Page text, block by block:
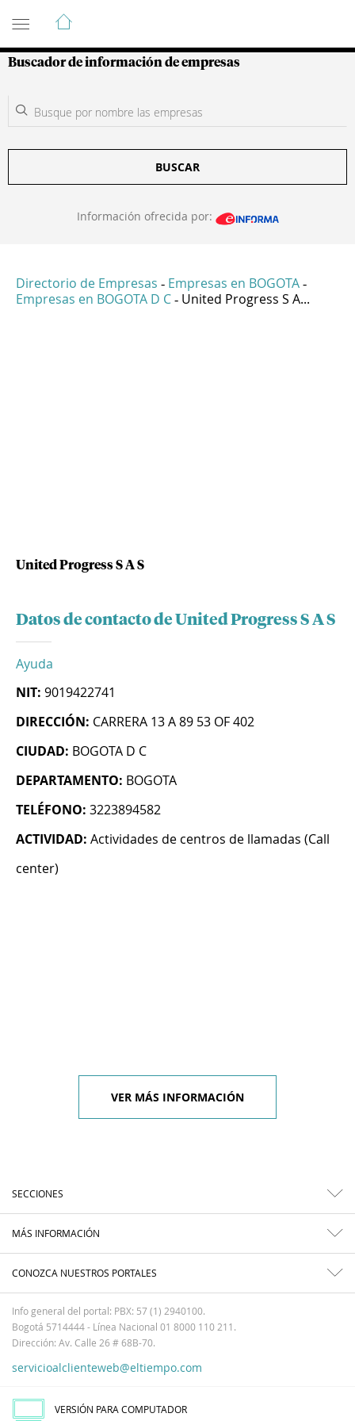
Guía de Empresas Colombianas
Buscador de información de empresas
BUSCAR
Información ofrecida por:
Directorio de Empresas - Empresas en BOGOTA -
Empresas en BOGOTA D C - United Progress S A...
United Progress S A S
Datos de contacto de United Progress S A S
Ayuda
NIT: 9019422741
DIRECCIÓN: CARRERA 13 A 89 53 OF 402
CIUDAD: BOGOTA D C
DEPARTAMENTO: BOGOTA
TELÉFONO: 3223894582
ACTIVIDAD: Actividades de centros de llamadas (Call
center)
VER MÁS INFORMACIÓN
SECCIONES
MÁS INFORMACIÓN
CONOZCA NUESTROS PORTALES
Info general del portal: PBX: 57 (1) 2940100.
Bogotá 5714444 - Línea Nacional 01 8000 110 211.
Dirección: Av. Calle 26 # 68B-70.
servicioalclienteweb@eltiempo.com
VERSIÓN PARA COMPUTADOR